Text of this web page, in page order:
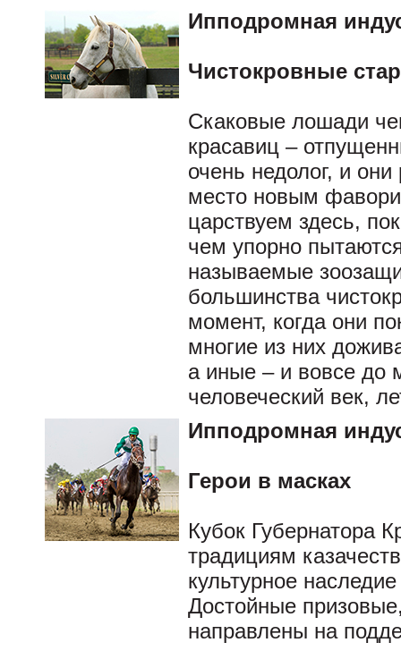
Ипподромная
Чистокровные
Скаковые лошади
красавиц –
очень недолог, и
место новым
царствуем здесь,
чем упорно
называемые
большинства
момент, когда они
многие из них
а иные – и вовсе до
человеческий век,
Ипподромная
Герои в масках
Кубок Губернатора
традициям
культурное
Достойные
направлены на